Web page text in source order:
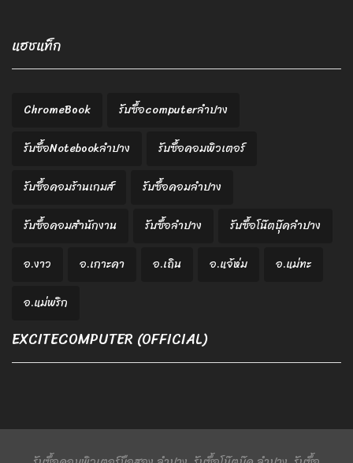
แฮชแท็ก
ChromeBook
รับซื้อcomputerลำปาง
รับซื้อNotebookลำปาง
รับซื้อคอมพิวเตอร์
รับซื้อคอมร้านเกมส์
รับซื้อคอมลำปาง
รับซื้อคอมสำนักงาน
รับซื้อลำปาง
รับซื้อโน๊ตบุ๊คลำปาง
อ.งาว
อ.เกาะคา อ.เถิน อ.แจ้ห่ม
อ.แม่ทะ
อ.แม่พริก
EXCITECOMPUTER (OFFICIAL)